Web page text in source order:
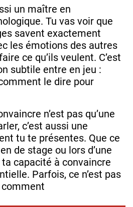
un maître en
Tu vas voir que
savent exactement
les émotions des autres
ce qu’ils veulent. C’est
subtile entre en jeu :
le dire pour
n’est pas qu’une
c’est aussi une
tu te présentes. Que ce
de stage ou lors d’une
capacité à convaincre
Parfois, ce n’est pas